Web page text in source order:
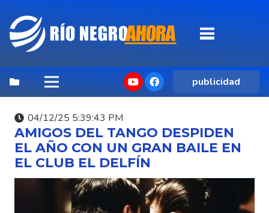
publicidad
04/12/25 5:39:43 PM
AMIGOS DEL TANGO DESPIDEN
EL AÑO CON UN GRAN BAILE EN
EL CLUB EL DELFÍN